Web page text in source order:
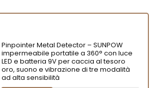
Pinpointer Metal Detector – SUNPOW
impermeabile portatile a 360° con luce
LED e batteria 9V per caccia al tesoro
oro, suono e vibrazione di tre modalità
ad alta sensibilità